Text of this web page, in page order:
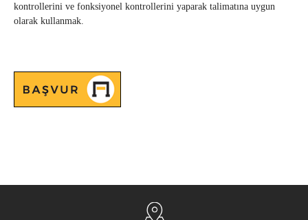
kontrollerini ve fonksiyonel kontrollerini yaparak talimatına uygun
olarak kullanmak.